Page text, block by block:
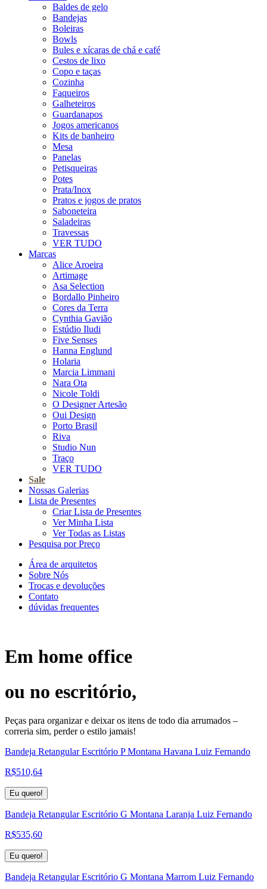
Baldes de gelo
Bandejas
Boleiras
Bowls
Bules e xícaras de chá e café
Cestos de lixo
Copo e taças
Cozinha
Faqueiros
Galheteiros
Guardanapos
Jogos americanos
Kits de banheiro
Mesa
Panelas
Petisqueiras
Potes
Prata/Inox
Pratos e jogos de pratos
Saboneteira
Saladeiras
Travessas
VER TUDO
Marcas
Alice Aroeira
Artimage
Asa Selection
Bordallo Pinheiro
Cores da Terra
Cynthia Gavião
Estúdio Iludi
Five Senses
Hanna Englund
Holaria
Marcia Limmani
Nara Ota
Nicole Toldi
O Designer Artesão
Oui Design
Porto Brasil
Riva
Studio Nun
Traço
VER TUDO
Sale
Nossas Galerias
Lista de Presentes
Criar Lista de Presentes
Ver Minha Lista
Ver Todas as Listas
Pesquisa por Preço
Área de arquitetos
Sobre Nós
Trocas e devoluções
Contato
dúvidas frequentes
Em home office
ou no escritório,
Peças para organizar e deixar os itens de todo dia arrumados –
correria sim, perder o estilo jamais!
Bandeja Retangular Escritório P Montana Havana Luiz Fernando
R$510,64
Eu quero!
Bandeja Retangular Escritório G Montana Laranja Luiz Fernando
R$535,60
Eu quero!
Bandeja Retangular Escritório G Montana Marrom Luiz Fernando